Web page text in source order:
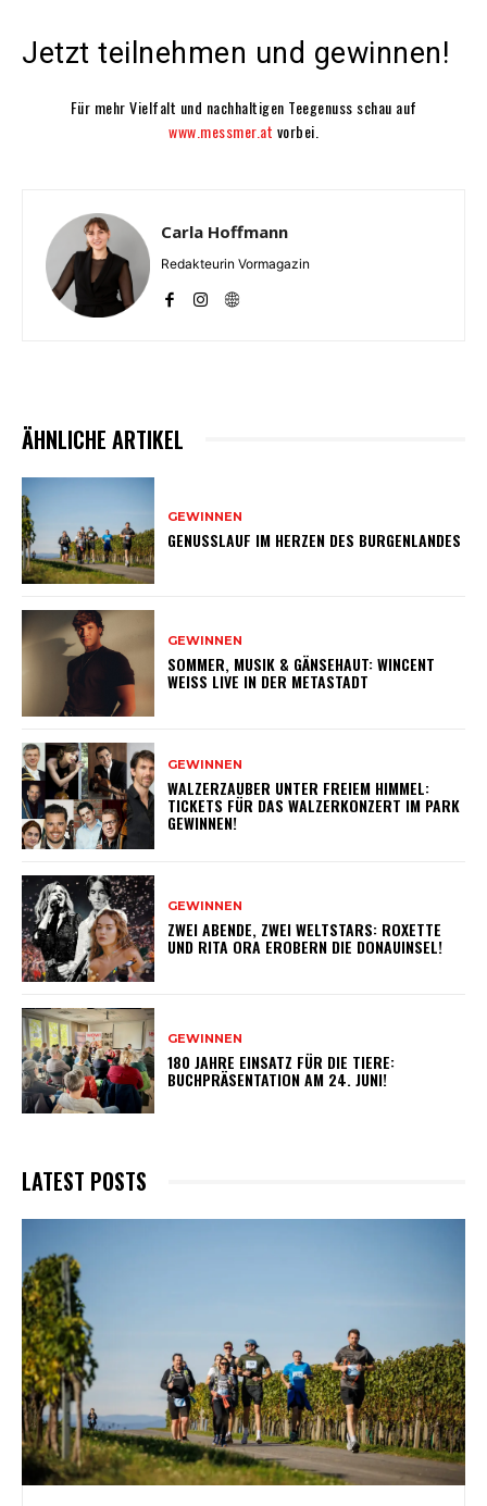
Jetzt teilnehmen und gewinnen!
Für mehr Vielfalt und nachhaltigen Teegenuss schau auf
www.messmer.at vorbei.
Carla Hoffmann
Redakteurin Vormagazin
ÄHNLICHE ARTIKEL
GEWINNEN
GENUSSLAUF IM HERZEN DES BURGENLANDES
GEWINNEN
SOMMER, MUSIK & GÄNSEHAUT: WINCENT
WEISS LIVE IN DER METASTADT
GEWINNEN
WALZERZAUBER UNTER FREIEM HIMMEL:
TICKETS FÜR DAS WALZERKONZERT IM PARK
GEWINNEN!
GEWINNEN
ZWEI ABENDE, ZWEI WELTSTARS: ROXETTE
UND RITA ORA EROBERN DIE DONAUINSEL!
GEWINNEN
180 JAHRE EINSATZ FÜR DIE TIERE:
BUCHPRÄSENTATION AM 24. JUNI!
LATEST POSTS